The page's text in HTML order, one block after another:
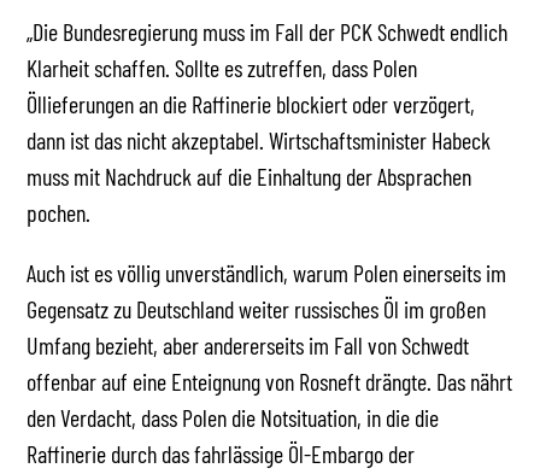
„Die Bundesregierung muss im Fall der PCK Schwedt endlich
Klarheit schaffen. Sollte es zutreffen, dass Polen
Öllieferungen an die Raffinerie blockiert oder verzögert,
dann ist das nicht akzeptabel. Wirtschaftsminister Habeck
muss mit Nachdruck auf die Einhaltung der Absprachen
pochen.
Auch ist es völlig unverständlich, warum Polen einerseits im
Gegensatz zu Deutschland weiter russisches Öl im großen
Umfang bezieht, aber andererseits im Fall von Schwedt
offenbar auf eine Enteignung von Rosneft drängte. Das nährt
den Verdacht, dass Polen die Notsituation, in die die
Raffinerie durch das fahrlässige Öl-Embargo der